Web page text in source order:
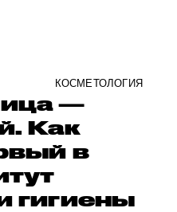
КОСМЕТОЛОГИЯ
—
Как
в
гигиены